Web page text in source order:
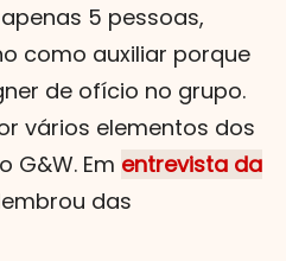
5 pessoas,
como auxiliar porque
de ofício no grupo.
vários elementos dos
G&W. Em entrevista da
das